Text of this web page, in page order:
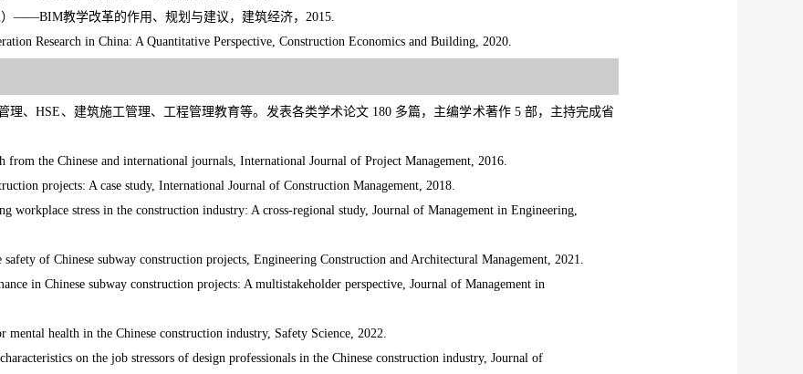
——BIM教学改革的作用、规划与建议，建筑经济，2015.
Research in China: A Quantitative Perspective, Construction Economics and Building, 2020.
理、HSE、建筑施工管理、工程管理教育等。发表各类学术论文 180 多篇，主编学术著作 5 部，主持完成省
from the Chinese and international journals, International Journal of Project Management, 2016.
projects: A case study, International Journal of Construction Management, 2018.
workplace stress in the construction industry: A cross-regional study, Journal of Management in Engineering,
of Chinese subway construction projects, Engineering Construction and Architectural Management, 2021.
in Chinese subway construction projects: A multistakeholder perspective, Journal of Management in
mental health in the Chinese construction industry, Safety Science, 2022.
on the job stressors of design professionals in the Chinese construction industry, Journal of